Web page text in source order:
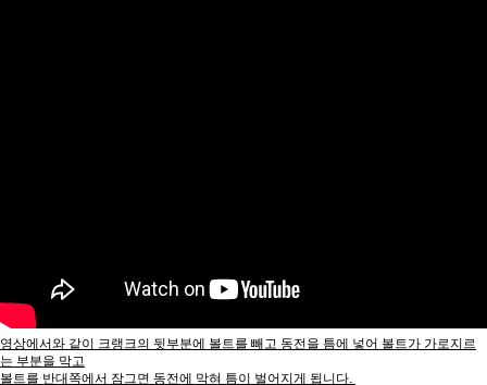
영상에서와 같이 크랭크의 뒷부분에 볼트를 빼고 동전을 틈에 넣어 볼트가 가로지르
는 부분을 막고
볼트를 반대쪽에서 잠그면 동전에 막혀 틈이 벌어지게 됩니다.